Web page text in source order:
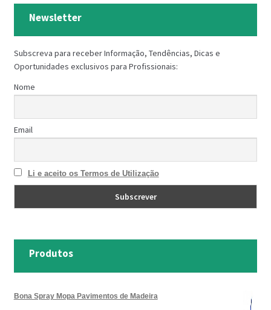
Newsletter
Subscreva para receber Informação, Tendências, Dicas e
Oportunidades exclusivos para Profissionais:
Nome
Email
Li e aceito os Termos de Utilização
Produtos
Bona Spray Mopa Pavimentos de Madeira